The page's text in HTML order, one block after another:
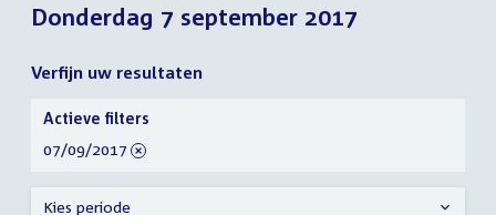
Donderdag 7 september 2017
Verfijn uw resultaten
Verfijn
uw
resultaten
Actieve filters
verwijder
07/09/2017
Kies periode